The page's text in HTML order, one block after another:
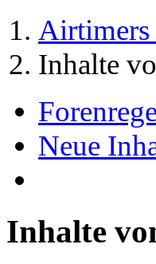
Airtimers
Inhalte
Neue
Inhalte